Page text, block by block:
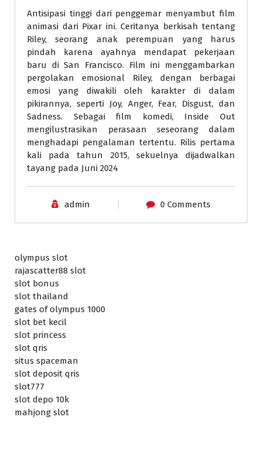
Antisipasi tinggi dari penggemar menyambut film
animasi dari Pixar ini. Ceritanya berkisah tentang
Riley, seorang anak perempuan yang harus
pindah karena ayahnya mendapat pekerjaan
baru di San Francisco. Film ini menggambarkan
pergolakan emosional Riley, dengan berbagai
emosi yang diwakili oleh karakter di dalam
pikirannya, seperti Joy, Anger, Fear, Disgust, dan
Sadness. Sebagai film komedi, Inside Out
mengilustrasikan perasaan seseorang dalam
menghadapi pengalaman tertentu. Rilis pertama
kali pada tahun 2015, sekuelnya dijadwalkan
tayang pada Juni 2024
admin 0 Comments
olympus slot
rajascatter88 slot
slot bonus
slot thailand
gates of olympus 1000
slot bet kecil
slot princess
slot qris
situs spaceman
slot deposit qris
slot777
slot depo 10k
mahjong slot